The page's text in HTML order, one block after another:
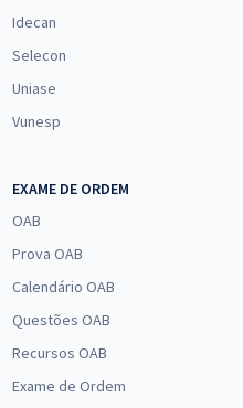
Idecan
Selecon
Uniase
Vunesp
EXAME DE ORDEM
OAB
Prova OAB
Calendário OAB
Questões OAB
Recursos OAB
Exame de Ordem